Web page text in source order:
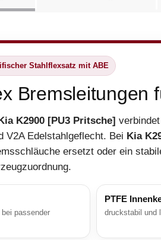
Stahlflexsatz mit ABE
Bremsleitungen
Kia K2900 [PU3 Pritsche]
V2A Edelstahlgeflecht. Bei Kia
ersetzt oder ein
passender
PTFE
druckstabil und